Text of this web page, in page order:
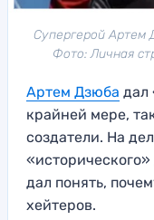
Супергерой Артем
Фото: Личная
Артем Дзюба дал
крайней мере,
создатели. На
дал понять,
хейтеров.